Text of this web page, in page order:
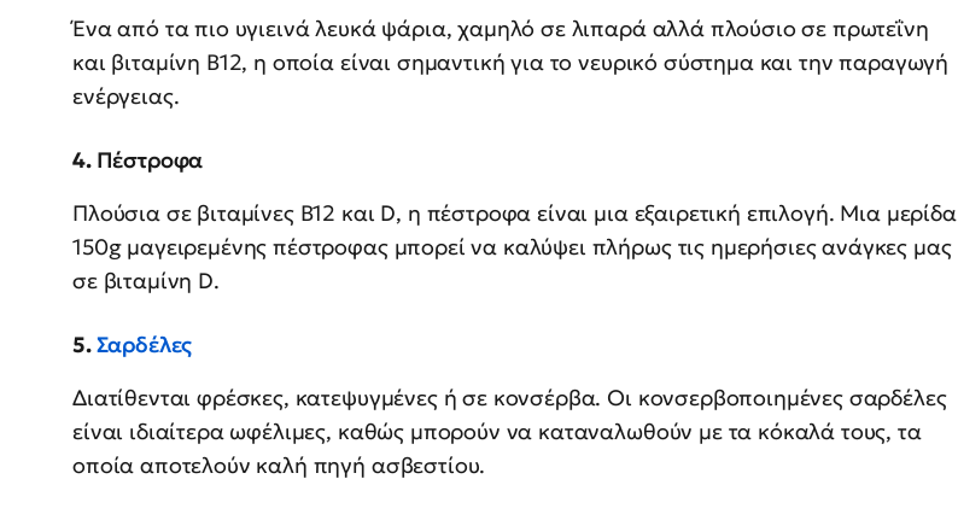
Ένα από τα πιο υγιεινά λευκά ψάρια, χαμηλό σε λιπαρά αλλά πλούσιο σε πρωτεΐνη
και βιταμίνη Β12, η οποία είναι σημαντική για το νευρικό σύστημα και την παραγωγή
ενέργειας.
4. Πέστροφα
Πλούσια σε βιταμίνες Β12 και D, η πέστροφα είναι μια εξαιρετική επιλογή. Μια μερίδα
150g μαγειρεμένης πέστροφας μπορεί να καλύψει πλήρως τις ημερήσιες ανάγκες μας
σε βιταμίνη D.
5.Σαρδέλες
Διατίθενται φρέσκες, κατεψυγμένες ή σε κονσέρβα. Οι κονσερβοποιημένες σαρδέλες
είναι ιδιαίτερα ωφέλιμες, καθώς μπορούν να καταναλωθούν με τα κόκαλά τους, τα
οποία αποτελούν καλή πηγή ασβεστίου.